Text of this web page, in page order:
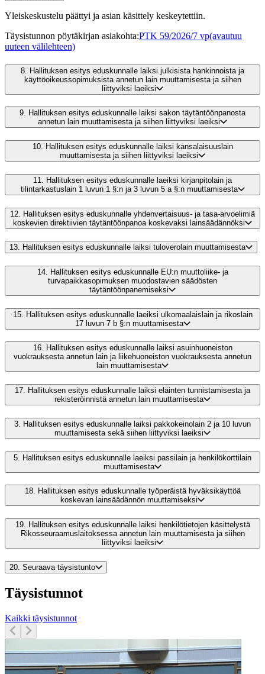
Yleiskeskustelu päättyi ja asian käsittely keskeytettiin.
Täysistunnon pöytäkirjan asiakohta:PTK 59/2026/7 vp(avautuu
uuteen välilehteen)
8. Hallituksen esitys eduskunnalle laiksi julkisista hankinnoista ja
käyttöoikeussopimuksista annetun lain muuttamisesta ja siihen
liittyviksi laeiksi
9. Hallituksen esitys eduskunnalle laiksi sakon täytäntöönpanosta
annetun lain muuttamisesta ja siihen liittyviksi laeiksi
10. Hallituksen esitys eduskunnalle laiksi kansalaisuuslain
muuttamisesta ja siihen liittyviksi laeiksi
11.
Hallituksen esitys eduskunnalle laeiksi kirjanpitolain ja
tilintarkastuslain 1 luvun 1 §:n ja 3 luvun 5 a §:n muuttamisesta
12. Hallituksen esitys eduskunnalle yhdenvertaisuus- ja tasa-arvoelimiä
koskevien direktiivien täytäntöönpanoa koskevaksi lainsäädännöksi
13. Hallituksen esitys eduskunnalle laiksi tuloverolain muuttamisesta
14.
Hallituksen esitys eduskunnalle EU:n muuttoliike- ja
turvapaikkasopimuksen muodostavien säädösten
täytäntöönpanemiseksi
15. Hallituksen esitys eduskunnalle laeiksi ulkomaalaislain ja rikoslain
17 luvun 7 b §:n muuttamisesta
16. Hallituksen esitys eduskunnalle laiksi asuinhuoneiston
vuokrauksesta annetun lain ja liikehuoneiston vuokrauksesta annetun
lain muuttamisesta
17. Hallituksen esitys eduskunnalle laiksi eläinten tunnistamisesta ja
rekisteröinnistä annetun lain muuttamisesta
3.
Hallituksen esitys eduskunnalle laiksi pakkokeinolain 2 ja 10 luvun
muuttamisesta sekä siihen liittyviksi laeiksi
5. Hallituksen esitys eduskunnalle laeiksi passilain ja henkilökorttilain
muuttamisesta
18. Hallituksen esitys eduskunnalle työperäistä hyväksikäyttöä
koskevan lainsäädännön muuttamiseksi
19.
Hallituksen esitys eduskunnalle laiksi henkilötietojen käsittelystä
Rikosseuraamuslaitoksessa annetun lain muuttamisesta ja siihen
liittyviksi laeiksi
20. Seuraava täysistunto
Täysistunnot
Kaikki täysistunnot